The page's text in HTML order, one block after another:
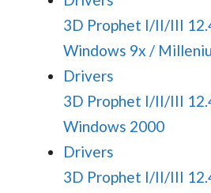
3D Prophet I/II/III
Windows 9x /
Drivers
3D Prophet I/II/III
Windows 2000
Drivers
3D Prophet I/II/III